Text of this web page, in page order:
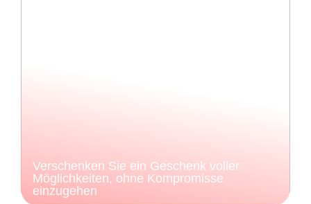
Verschenken Sie ein Geschenk voller
Möglichkeiten, ohne Kompromisse
einzugehen